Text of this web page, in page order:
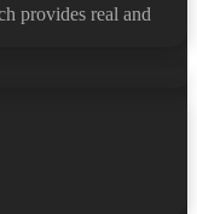
provides real and